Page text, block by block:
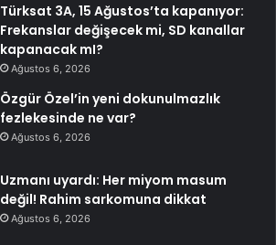
Türksat 3A, 15 Ağustos’ta kapanıyor:
Frekanslar değişecek mi, SD kanallar
kapanacak mI?
Ağustos 6, 2026
Özgür Özel’in yeni dokunulmazlık
fezlekesinde ne var?
Ağustos 6, 2026
Uzmanı uyardı: Her miyom masum
değil! Rahim sarkomuna dikkat
Ağustos 6, 2026